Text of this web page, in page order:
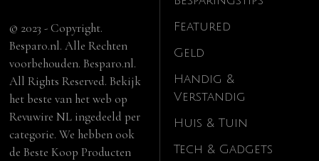
© 2023 - Copyright.
Besparo.nl. Alle Rechten
voorbehouden. Besparo.nl.
All Rights Reserved. Bekijk
het beste van het web op
Revuwire NL ingedeeld per
categorie. We hebben ook
deBeste Koop Producten
Featured
Geld
Handig &
Verstandig
Huis & Tuin
Tech & Gadgets